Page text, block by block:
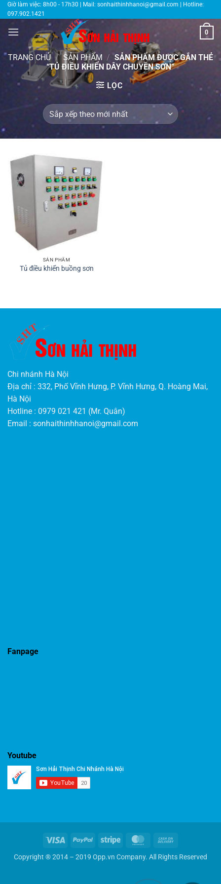
Bỏ
qua
nội
Giờ làm việc: 8h00 - 17h30 | Mail: sonhaithinhhanoi@gmail.com | Hotline:
097.902.1421
0
TRANG CHỦ / SẢN PHẨM / SẢN PHẨM ĐƯỢC GẮN THẺ
“TỦ ĐIỀU KHIỂN DÂY CHUYỀN SƠN”
LỌC
SẢN PHẨM
Tủ điều khiển buồng sơn
Chi nhánh Hà Nội
Địa chỉ : 332, Phố Vĩnh Hưng, P. Vĩnh Hưng, Q. Hoàng Mai,
Hà Nội
Hotline : 0979 021 421 (Mr. Quân)
Email : sonhaithinhhanoi@gmail.com
Fanpage
Youtube
Visa PayPal Stripe MasterCard
Delivery
Copyright ® 2014 – 2019 Opp.vn Company. All Rights Reserved